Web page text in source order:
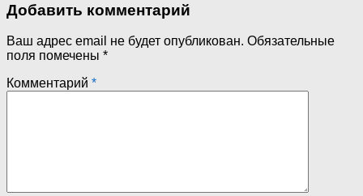
Добавить комментарий
Ваш адрес email не будет опубликован. Обязательные
поля помечены *
Комментарий *